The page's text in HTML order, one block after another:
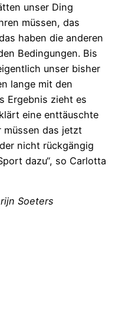
unser Ding
müssen, das
haben die anderen
Bedingungen. Bis
unser bisher
lange mit den
Ergebnis zieht es
eine enttäuschte
müssen das jetzt
nicht rückgängig
dazu“, so Carlotta
Soeters